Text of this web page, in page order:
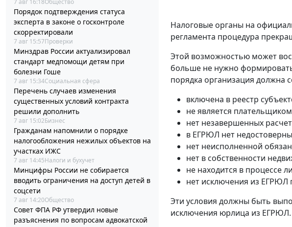
Порядок подтверждения статуса
эксперта в законе о госконтроле
скорректировали
7 авг 15:57Проверки
Минздрав России актуализировал
стандарт медпомощи детям при
болезни Гоше
7 авг 15:34Социальная сфера
Перечень случаев изменения
существенных условий контракта
решили дополнить
7 авг 15:02Бизнес
Гражданам напомнили о порядке
налогообложения нежилых объектов на
участках ИЖС
7 авг 14:45Налоги и бухучет
Минцифры России не собирается
вводить ограничения на доступ детей в
соцсети
7 авг 14:20Общество
Совет ФПА РФ утвердил новые
разъяснения по вопросам адвокатской
Налоговые органы на
регламента процедура
Этой возможностью может
больше не нужно
порядка организация должна
включена в реестр
не является
нет незавершенных
в ЕГРЮЛ нет
нет неисполненной
нет в собственности
не находится в процессе
нет исключения из
Эти условия должны быть
исключения юрлица из ЕГРЮЛ.